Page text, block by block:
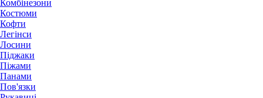
Комбінезони
Костюми
Кофти
Легінси
Лосини
Піджаки
Піжами
Панами
Пов'язки